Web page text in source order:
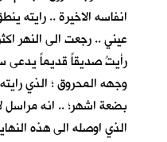
انفاسه الاخيرة .. رايته
عيني .. رجعت الى النهر
رأيتُ صديقاً قديماً يدعى
وجهه المحروق ؛ الذي
بضعة اشهر؛ .. انه مراسل
الذي اوصله الى هذه